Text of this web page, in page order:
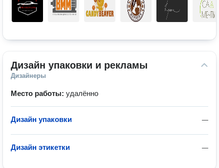
Дизайн упаковки и рекламы
Дизайнеры
Место работы: удалённо
—
Дизайн упаковки
—
Дизайн этикетки